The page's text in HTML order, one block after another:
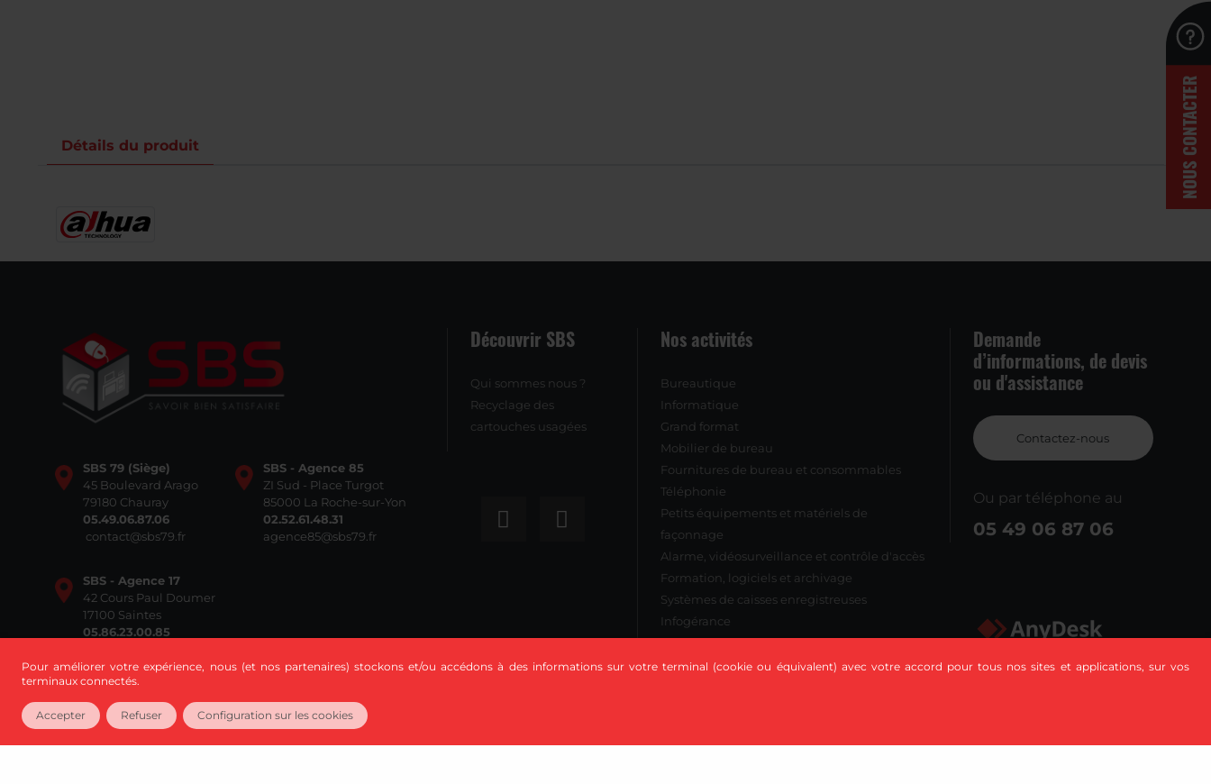
Pour améliorer votre expérience, nous (et nos partenaires) stockons et/ou accédons à des informations sur votre terminal (cookie ou équivalent) avec votre accord pour tous nos sites et applications, sur vos
terminaux connectés.
Accepter Refuser Configuration sur les cookies
Détails du produit
SBS 79 (Siège)
45 Boulevard Arago
79180 Chauray
05.49.06.87.06
contact@sbs79.fr
SBS - Agence 85
ZI Sud - Place Turgot
85000 La Roche-sur-Yon
02.52.61.48.31
agence85@sbs79.fr
SBS - Agence 17
42 Cours Paul Doumer
17100 Saintes
05.86.23.00.85
Découvrir SBS
Qui sommes nous ?
Recyclage des
cartouches usagées
Nos activités
Bureautique
Informatique
Grand format
Mobilier de bureau
Fournitures de bureau et consommables
Téléphonie
Petits équipements et matériels de
façonnage
Alarme, vidéosurveillance et contrôle d'accès
Formation, logiciels et archivage
Systèmes de caisses enregistreuses
Infogérance
Demande
d’informations, de devis
ou d'assistance
Contactez-nous
Ou par téléphone au
05 49 06 87 06
NOUS CONTACTER